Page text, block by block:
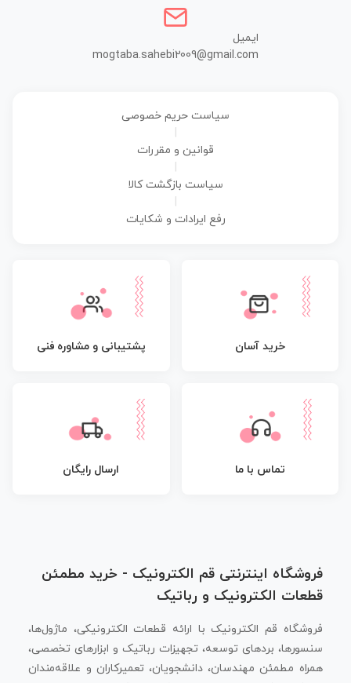
ایمیل
mogtaba.sahebi2009@gmail.com
سیاست حریم خصوصی
قوانین و مقررات
سیاست بازگشت کالا
رفع ایرادات و شکایات
خرید آسان پشتیبانی و مشاوره فنی
تماس با ما ارسال رایگان
فروشگاه اینترنتی قم الکترونیک - خرید مطمئن
قطعات الکترونیک و رباتیک
فروشگاه قم الکترونیک با ارائه قطعات الکترونیکی، ماژول‌ها،
سنسورها، بردهای توسعه، تجهیزات رباتیک و ابزارهای تخصصی،
همراه مطمئن مهندسان، دانشجویان، تعمیرکاران و علاقه‌مندان